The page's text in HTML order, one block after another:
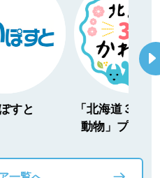
すと
「北海道３大
動物」プロジ